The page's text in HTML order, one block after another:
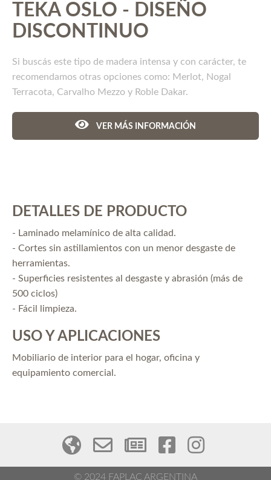
TEKA OSLO - DISEÑO
DISCONTINUO
Si buscás este tipo de madera intensa y con carácter, te
recomendamos otras opciones como: Merlot, Nogal
Terracota, Carvalho Mezzo y Roble Dakar.
VER MÁS INFORMACIÓN
DETALLES DE PRODUCTO
- Laminado melamínico de alta calidad.
- Cortes sin astillamientos con un menor desgaste de
herramientas.
- Superficies resistentes al desgaste y abrasión (más de
500 ciclos)
- Fácil limpieza.
USO Y APLICACIONES
Mobiliario de interior para el hogar, oficina y
equipamiento comercial.
© 2024 FAPLAC ARGENTINA